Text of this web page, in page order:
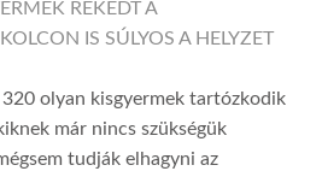
REKEDT A
IS SÚLYOS A HELYZET
olyan kisgyermek tartózkodik
már nincs szükségük
tudják elhagyni az